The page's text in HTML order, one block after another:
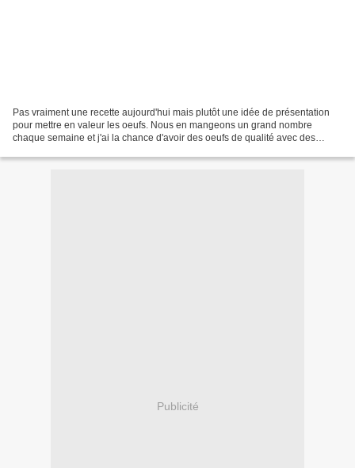
Pas vraiment une recette aujourd'hui mais plutôt une idée de présentation
pour mettre en valeur les oeufs. Nous en mangeons un grand nombre
chaque semaine et j'ai la chance d'avoir des oeufs de qualité avec des
Publicité